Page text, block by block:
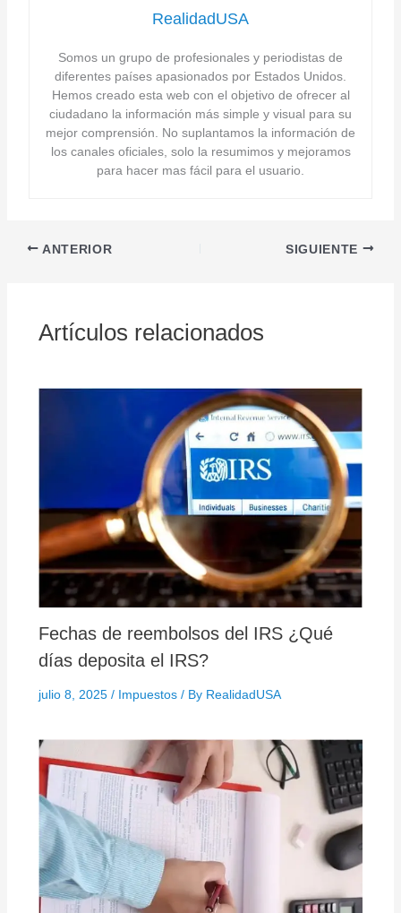
RealidadUSA
Somos un grupo de profesionales y periodistas de
diferentes países apasionados por Estados Unidos.
Hemos creado esta web con el objetivo de ofrecer al
ciudadano la información más simple y visual para su
mejor comprensión. No suplantamos la información de
los canales oficiales, solo la resumimos y mejoramos
para hacer mas fácil para el usuario.
ANTERIOR SIGUIENTE
Artículos relacionados
Fechas de reembolsos del IRS ¿Qué
días deposita el IRS?
julio 8, 2025 / Impuestos/ By RealidadUSA